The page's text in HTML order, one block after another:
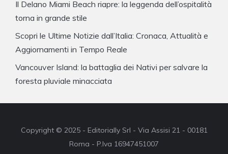
Il Delano Miami Beach riapre: la leggenda dell’ospitalità
torna in grande stile
Scopri le Ultime Notizie dall’Italia: Cronaca, Attualità e
Aggiornamenti in Tempo Reale
Vancouver Island: la battaglia dei Nativi per salvare la
foresta pluviale minacciata
Copyright © 2025 - Editorially Srl - Via Assisi 21 - 00181
Roma - P.Iva 16947451007